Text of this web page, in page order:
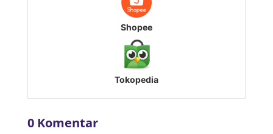
Shopee
Tokopedia
0 Komentar